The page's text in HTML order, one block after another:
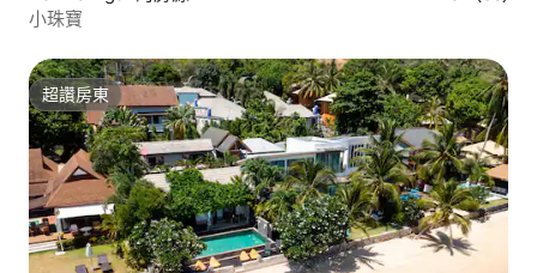
小珠寶
超讚房東
超讚房東